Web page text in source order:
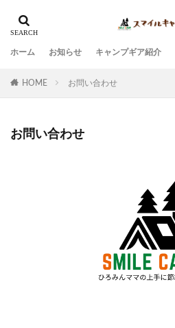
ホーム お知らせ キャンプギア紹介
HOME お問い合わせ
お問い合わせ